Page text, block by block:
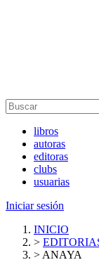
libros
autoras
editoras
clubs
usuarias
Iniciar sesión
INICIO
>
> ANAYA